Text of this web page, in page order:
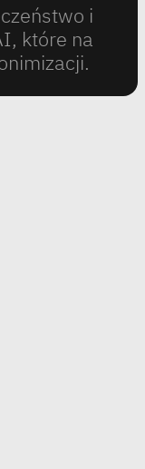
i
które na